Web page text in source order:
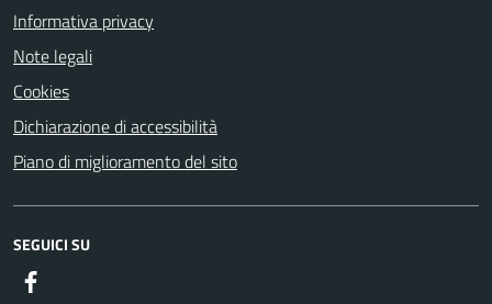
Informativa privacy
Note legali
Cookies
Dichiarazione di accessibilità
Piano di miglioramento del sito
SEGUICI SU